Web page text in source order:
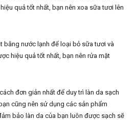
quả tốt nhất, bạn nên xoa sữa tươi lên
bằng nước lạnh để loại bỏ sữa tươi và
hiệu quả tốt nhất, bạn nên rửa mặt
đơn giản nhất để duy trì làn da sạch
cũng nên sử dụng các sản phẩm
bảo làn da của bạn luôn được sạch sẽ